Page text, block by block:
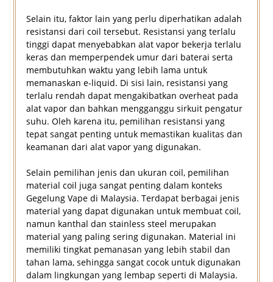
Selain itu, faktor lain yang perlu diperhatikan adalah
resistansi dari coil tersebut. Resistansi yang terlalu
tinggi dapat menyebabkan alat vapor bekerja terlalu
keras dan memperpendek umur dari baterai serta
membutuhkan waktu yang lebih lama untuk
memanaskan e-liquid. Di sisi lain, resistansi yang
terlalu rendah dapat mengakibatkan overheat pada
alat vapor dan bahkan mengganggu sirkuit pengatur
suhu. Oleh karena itu, pemilihan resistansi yang
tepat sangat penting untuk memastikan kualitas dan
keamanan dari alat vapor yang digunakan.
Selain pemilihan jenis dan ukuran coil, pemilihan
material coil juga sangat penting dalam konteks
Gegelung Vape di Malaysia. Terdapat berbagai jenis
material yang dapat digunakan untuk membuat coil,
namun kanthal dan stainless steel merupakan
material yang paling sering digunakan. Material ini
memiliki tingkat pemanasan yang lebih stabil dan
tahan lama, sehingga sangat cocok untuk digunakan
dalam lingkungan yang lembap seperti di Malaysia.